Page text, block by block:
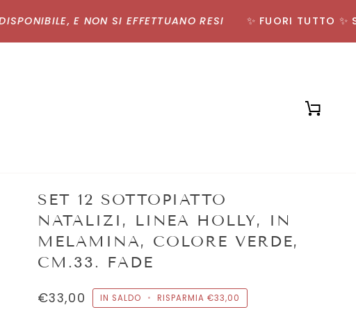
E NON SI EFFETTUANO RESI ✨ FUORI TUTTO ✨
SET 12 SOTTOPIATTO
NATALIZI, LINEA HOLLY, IN
MELAMINA, COLORE VERDE,
CM.33. FADE
€33,00 IN SALDO • RISPARMIA €33,00